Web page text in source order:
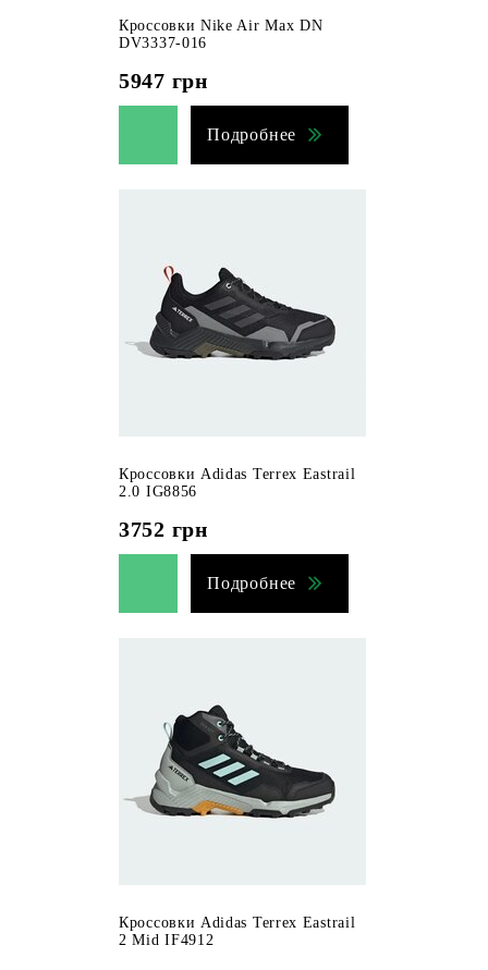
Кроссовки Nike Air Max DN
DV3337-016
5947 грн
Подробнее
Кроссовки Adidas Terrex Eastrail
2.0 IG8856
3752 грн
Подробнее
Кроссовки Adidas Terrex Eastrail
2 Mid IF4912